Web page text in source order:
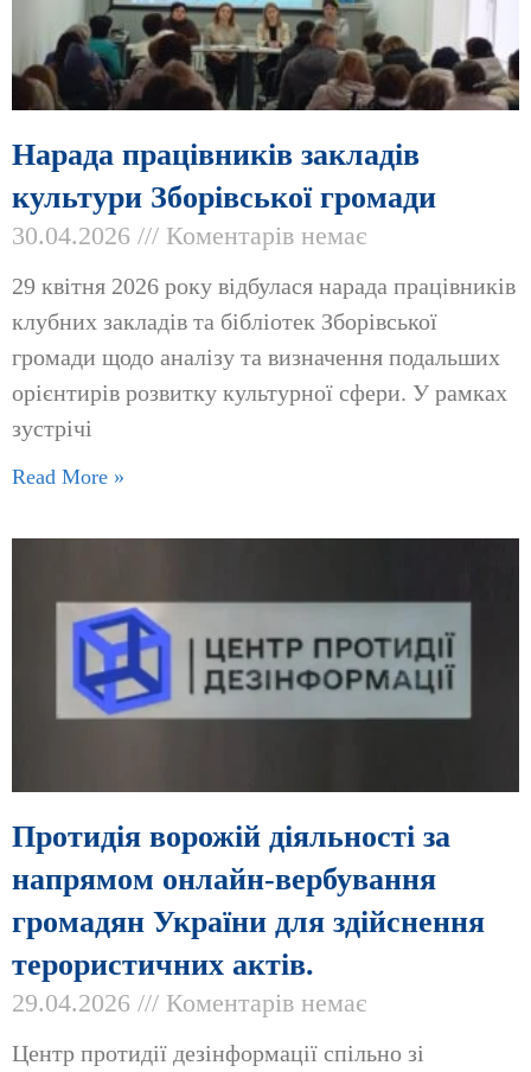
Нарада працівників закладів
культури Зборівської громади
30.04.2026 Коментарів немає
29 квітня 2026 року відбулася нарада працівників
клубних закладів та бібліотек Зборівської
громади щодо аналізу та визначення подальших
орієнтирів розвитку культурної сфери. У рамках
зустрічі
Read More »
Протидія ворожій діяльності за
напрямом онлайн-вербування
громадян України для здійснення
терористичних актів.
29.04.2026 Коментарів немає
Центр протидії дезінформації спільно зі